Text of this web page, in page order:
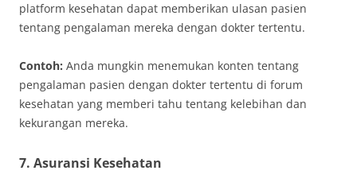
platform kesehatan dapat memberikan ulasan pasien
tentang pengalaman mereka dengan dokter tertentu.
Contoh: Anda mungkin menemukan konten tentang
pengalaman pasien dengan dokter tertentu di forum
kesehatan yang memberi tahu tentang kelebihan dan
kekurangan mereka.
7. Asuransi Kesehatan